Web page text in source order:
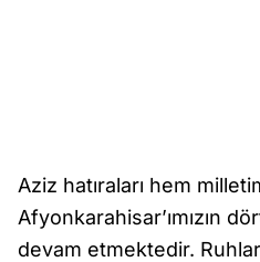
Aziz hatıraları hem
Afyonkarahisar’ımızın
devam etmektedir.